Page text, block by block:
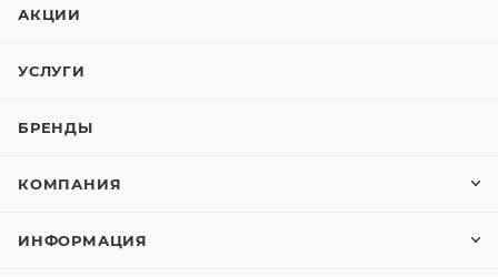
АКЦИИ
УСЛУГИ
БРЕНДЫ
КОМПАНИЯ
ИНФОРМАЦИЯ